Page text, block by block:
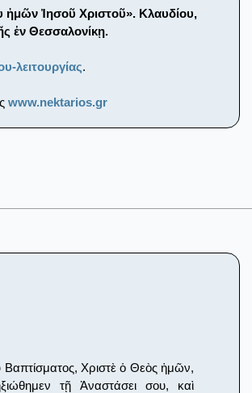
Ἰησοῦ Χριστοῦ». Κλαυδίου,
ἐν Θεσσαλονίκῃ.
λειτουργίας.
www.nektarios.gr
Βαπτίσματος, Χριστὲ ὁ Θεὸς ἡμῶν,
τῇ Ἀναστάσει σου, καὶ